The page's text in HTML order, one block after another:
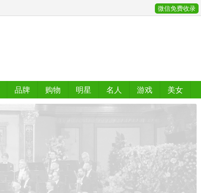
微信免费收录
品牌 购物 明星 名人 游戏
美女